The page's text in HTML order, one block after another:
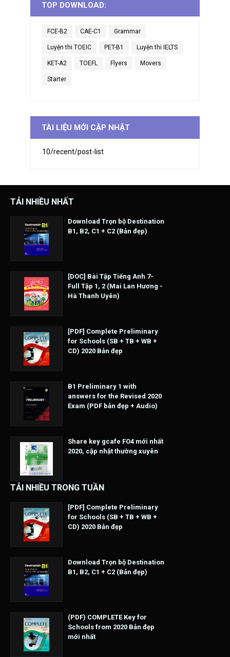
TOP DOWNLOAD:
FCE-B2 CAE-C1 Grammar
Luyện thi TOEIC PET-B1 Luyện thi IELTS
KET-A2 TOEFL Flyers Movers
Starter
TÀI LIỆU MỚI CẬP NHẬT
10/recent/post-list
TẢI NHIỀU NHẤT
Download Trọn bộ Destination
B1, B2, C1 + C2 (Bản đẹp)
[DOC] Bài Tập Tiếng Anh 7-
Full Tập 1, 2 (Mai Lan Hương -
Hà Thanh Uyên)
[PDF] Complete Preliminary
for Schools (SB + TB + WB +
CD) 2020 Bản đẹp
B1 Preliminary 1 with
answers for the Revised 2020
Exam (PDF bản đẹp + Audio)
Share key gcafe FO4 mới nhất
2020, cập nhật thường xuyên
TẢI NHIỀU TRONG TUẦN
[PDF] Complete Preliminary
for Schools (SB + TB + WB +
CD) 2020 Bản đẹp
Download Trọn bộ Destination
B1, B2, C1 + C2 (Bản đẹp)
(PDF) COMPLETE Key for
Schools from 2020 Bản đẹp
mới nhất